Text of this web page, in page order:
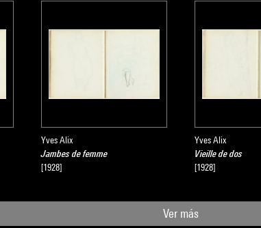
Yves Alix
Jambes de femme
[1928]
Yves Alix
Vieille de dos
[1928]
Ver más